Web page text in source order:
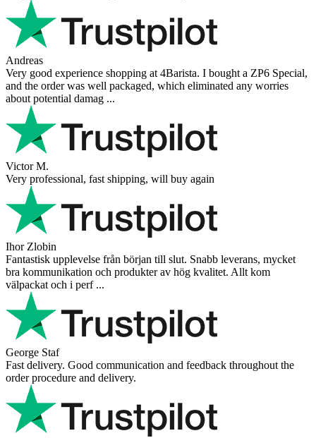
Andreas
Very good experience shopping at 4Barista. I bought a ZP6 Special,
and the order was well packaged, which eliminated any worries
about potential damag ...
Victor M.
Very professional, fast shipping, will buy again
Ihor Zlobin
Fantastisk upplevelse från början till slut. Snabb leverans, mycket
bra kommunikation och produkter av hög kvalitet. Allt kom
välpackat och i perf ...
George Staf
Fast delivery. Good communication and feedback throughout the
order procedure and delivery.